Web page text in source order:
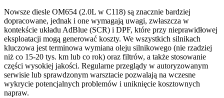
Nowsze diesle OM654 (2.0L w C118) są znacznie bardziej
dopracowane, jednak i one wymagają uwagi, zwłaszcza w
kontekście układu AdBlue (SCR) i DPF, które przy nieprawidłowej
eksploatacji mogą generować koszty. We wszystkich silnikach
kluczowa jest terminowa wymiana oleju silnikowego (nie rzadziej
niż co 15-20 tys. km lub co rok) oraz filtrów, a także stosowanie
części wysokiej jakości. Regularne przeglądy w autoryzowanym
serwisie lub sprawdzonym warsztacie pozwalają na wczesne
wykrycie potencjalnych problemów i uniknięcie kosztownych
napraw.